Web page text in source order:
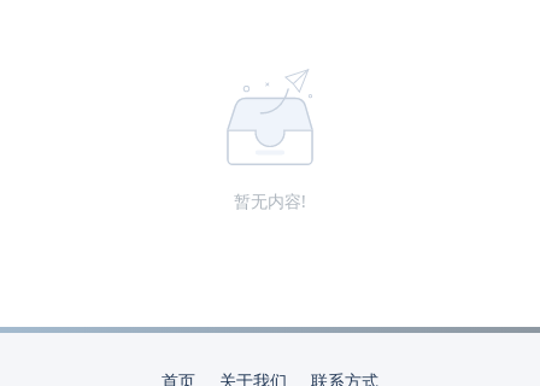
暂无内容!
首页 关于我们 联系方式